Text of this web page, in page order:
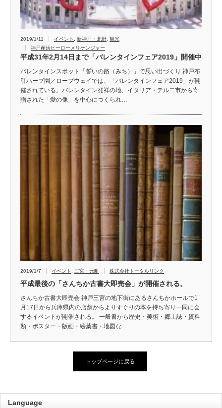
2019/1/11 イベント 新神戸・北野 観光
神戸産活ヒーローメリケンジャー
平成31年2月14日まで「バレンタインフェア2019」開催中
バレンタインスポット「誓いの路（みち）」で思い出づくり 神戸布
引ハーブ園／ロープウェイでは、「バレンタインフェア2019」が開
催されている。バレンタイン発祥の地、イタリア・テル二市から寄
贈された「愛の像」を中心につくられ…
2019/1/7 イベント 三宮・元町 株式会社トータルリンク
平成最後の「さんちか古書大即売会」が開催される。
さんちか古書大即売会 神戸三宮の地下街にあるさんちかホールで1
月17日から兵庫県内の店舗からよりすぐりの本を持ち寄り一同に会
するイベントが開催される。 一般書から歴史・美術・郷土誌・資料
類・ポスター・版画・絵葉書・地図な…
トップページに戻る
Language